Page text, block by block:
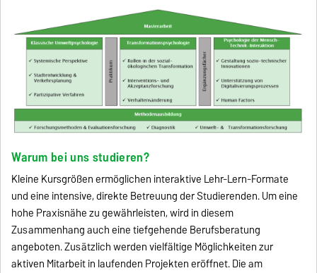
Warum bei uns studieren?
Kleine Kursgrößen ermöglichen interaktive Lehr-Lern-Formate
und eine intensive, direkte Betreuung der Studierenden. Um eine
hohe Praxisnähe zu gewährleisten, wird in diesem
Zusammenhang auch eine tiefgehende Berufsberatung
angeboten. Zusätzlich werden vielfältige Möglichkeiten zur
aktiven Mitarbeit in laufenden Projekten eröffnet. Die am